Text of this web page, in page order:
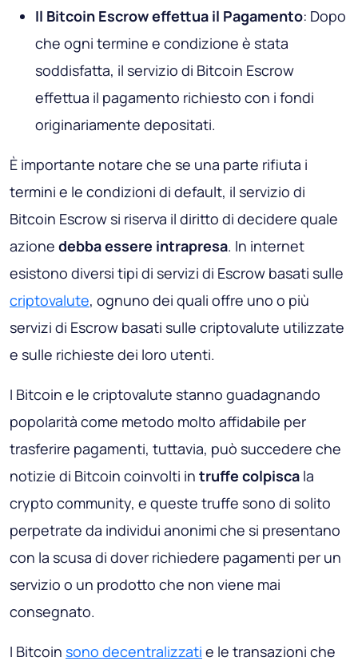
Il Bitcoin Escrow effettua il Pagamento: Dopo
che ogni termine e condizione è stata
soddisfatta, il servizio di Bitcoin Escrow
effettua il pagamento richiesto con i fondi
originariamente depositati.
È importante notare che se una parte rifiuta i
termini e le condizioni di default, il servizio di
Bitcoin Escrow si riserva il diritto di decidere quale
azione debba essere intrapresa. In internet
esistono diversi tipi di servizi di Escrow basati sulle
criptovalute, ognuno dei quali offre uno o più
servizi di Escrow basati sulle criptovalute utilizzate
e sulle richieste dei loro utenti.
I Bitcoin e le criptovalute stanno guadagnando
popolarità come metodo molto affidabile per
trasferire pagamenti, tuttavia, può succedere che
notizie di Bitcoin coinvolti in truffe colpisca la
crypto community, e queste truffe sono di solito
perpetrate da individui anonimi che si presentano
con la scusa di dover richiedere pagamenti per un
servizio o un prodotto che non viene mai
consegnato.
I Bitcoin sono decentralizzati e le transazioni che